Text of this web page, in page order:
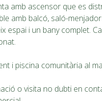
amb ascensor que es
amb balcó, saló-
espai i un bany complet.
i piscina comunitària al
o visita no dubti en